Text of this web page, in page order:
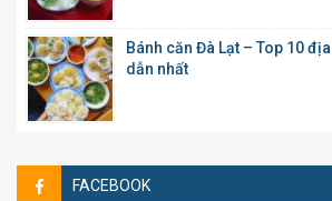
Bánh căn Đà Lạt – Top 10
dẫn nhất
FACEBOOK